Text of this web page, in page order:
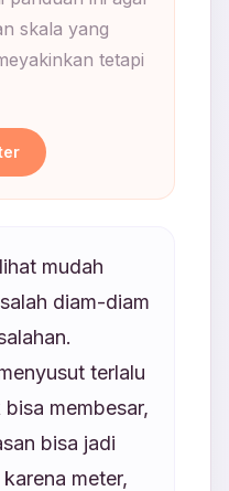
skala yang
tetapi
mudah
diam-diam
terlalu
membesar,
bisa jadi
meter,